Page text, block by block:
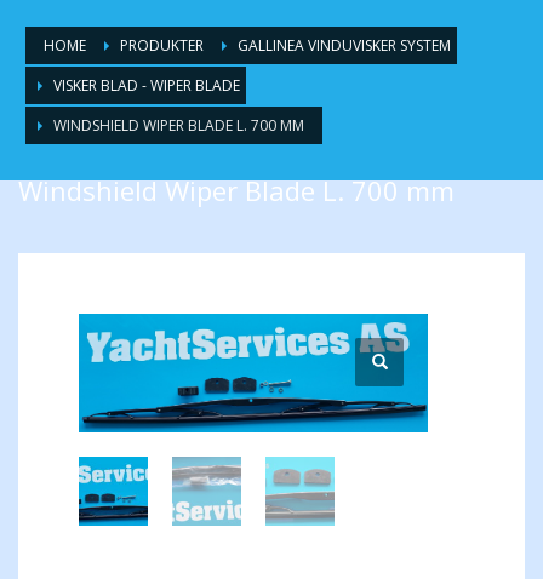
HOME PRODUKTER
GALLINEA VINDUVISKER SYSTEM
VISKER BLAD - WIPER BLADE
WINDSHIELD WIPER BLADE L. 700 MM
Windshield Wiper Blade L. 700 mm